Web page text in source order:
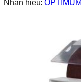
Nhãn hiệu: OPTIMUM